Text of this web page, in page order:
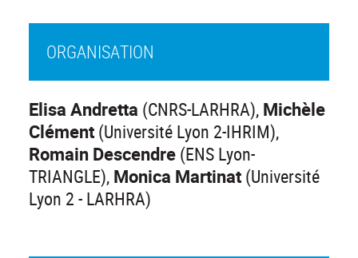
ORGANISATION
Elisa Andretta (CNRS-LARHRA), Michèle
Clément (Université Lyon 2-IHRIM),
Romain Descendre (ENS Lyon-
TRIANGLE), Monica Martinat (Université
Lyon 2 - LARHRA)